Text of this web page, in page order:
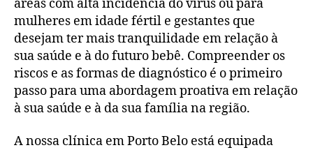
áreas com alta incidência do vírus ou para
mulheres em idade fértil e gestantes que
desejam ter mais tranquilidade em relação à
sua saúde e à do futuro bebê. Compreender os
riscos e as formas de diagnóstico é o primeiro
passo para uma abordagem proativa em relação
à sua saúde e à da sua família na região.
A nossa clínica em Porto Belo está equipada